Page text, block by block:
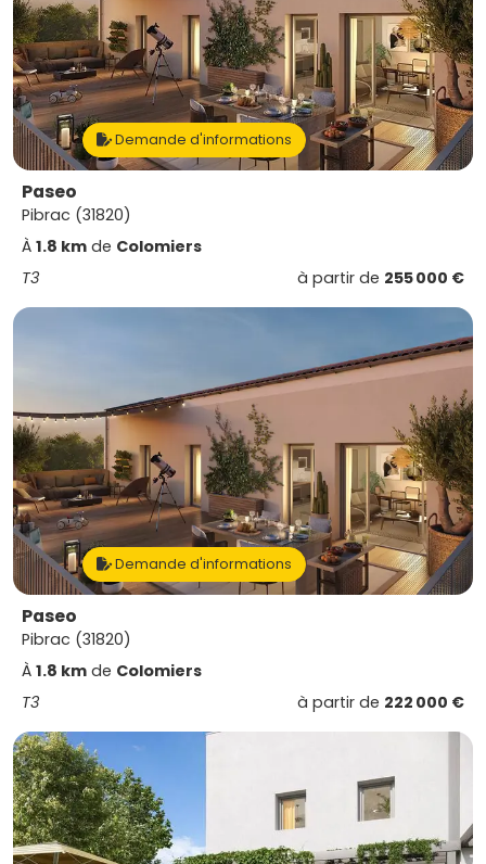
Demande d'informations
Paseo
Pibrac (31820)
À 1.8 km de Colomiers
T3
à partir de 255 000 €
Demande d'informations
Paseo
Pibrac (31820)
À 1.8 km de Colomiers
T3
à partir de 222 000 €